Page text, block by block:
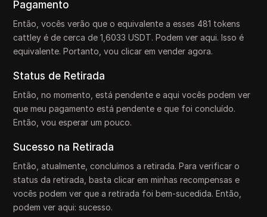
Pagamento
Então, vocês verão que o equivalente a esses 481 tokens
cattley é de cerca de 1,6033 USDT. Podem ver aqui. Isso é
equivalente. Portanto, vou clicar em vender agora.
Status de Retirada
Então, no momento, está pendente e aqui vocês podem ver
que meu pagamento está pendente e que foi concluído.
Então, vou esperar um pouco.
Sucesso na Retirada
Então, atualmente, concluímos a retirada. Para verificar o
status da retirada, basta clicar em minhas recompensas e
vocês podem ver que a retirada foi bem-sucedida. Então,
podem ver aqui: sucesso.